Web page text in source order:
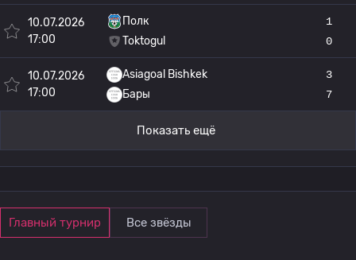
10.07.2026
17:00
Полк
Toktogul
1
0
10.07.2026
17:00
Asiagoal Bishkek
Бары
3
7
Показать ещё
Главный турнир Все звёзды